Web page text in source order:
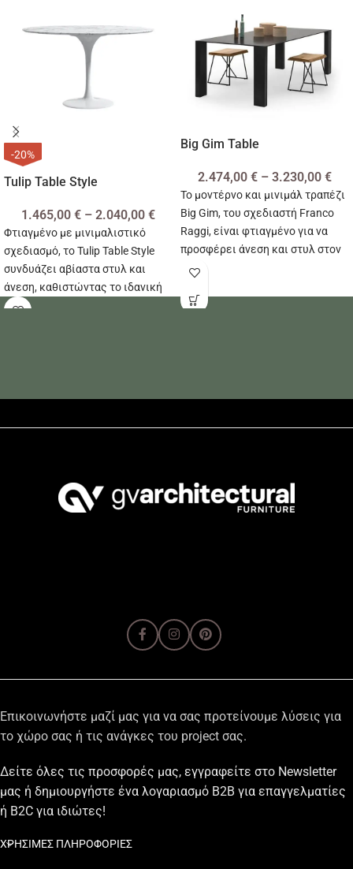
-20%
Tulip Table Style
1.465,00 € – 2.040,00 €
Φτιαγμένο με μινιμαλιστικό
σχεδιασμό, το Tulip Table Style
συνδυάζει αβίαστα στυλ και
άνεση, καθιστώντας το ιδανική
επιλογή για την τραπεζαρία σας!
Big Gim Table
2.474,00 € – 3.230,00 €
Το μοντέρνο και μινιμάλ τραπέζι
Big Gim, του σχεδιαστή Franco
Raggi, είναι φτιαγμένο για να
προσφέρει άνεση και στυλ στον
χώρο σας!
Επικοινωνήστε μαζί μας για να σας προτείνουμε λύσεις για
το χώρο σας ή τις ανάγκες του project σας.
Δείτε όλες τις προσφορές μας, εγγραφείτε στο Newsletter
μας ή δημιουργήστε ένα λογαριασμό B2B για επαγγελματίες
ή B2C για ιδιώτες!
ΧΡΗΣΙΜΕΣ ΠΛΗΡΟΦΟΡΙΕΣ